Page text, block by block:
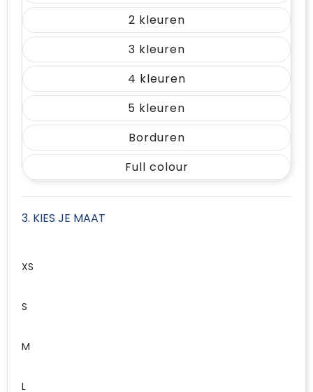
2
3
4
5
Borduren
Full colour
3. KIES JE MAAT
XS
S
M
L